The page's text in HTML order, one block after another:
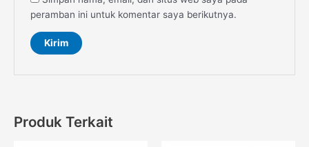
peramban ini untuk komentar saya berikutnya.
Produk Terkait